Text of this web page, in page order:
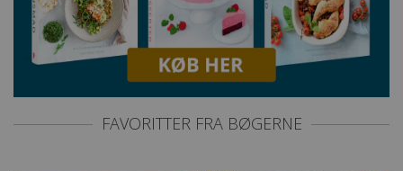
FAVORITTER FRA BØGERNE